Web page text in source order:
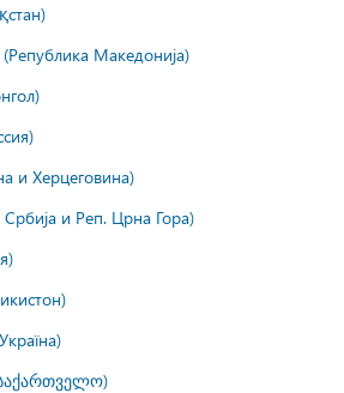
Македонија)
и Херцеговина)
Србија и Реп. Црна Гора)